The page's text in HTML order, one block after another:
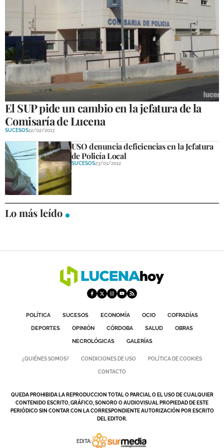
El SUP pide un cambio en la jefatura de la
Comisaría de Lucena
SUCESOS12/02/2013
USO denuncia deficiencias en la Jefatura
de Policía Local
SUCESOS23/01/2012
Lo más leído
POLÍTICA SUCESOS ECONOMÍA OCIO
COFRADÍAS
DEPORTES
OPINIÓN CÓRDOBA SALUD
OBRAS
NECROLÓGICAS
GALERÍAS
¿QUIÉNES SOMOS? CONDICIONES DE USO POLÍTICA DE COOKIES
CONTACTO
QUEDA PROHIBIDA LA REPRODUCCION TOTAL O PARCIAL O EL USO DE CUALQUIER
CONTENIDO ESCRITO, GRÁFICO, SONORO O AUDIOVISUAL PROPIEDAD DE ESTE
PERIÓDICO SIN CONTAR CON LA CORRESPONDIENTE AUTORIZACIÓN POR ESCRITO
DEL EDITOR.
EDITA: